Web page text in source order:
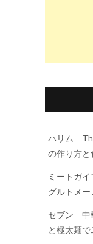
ハリム
の作り方と
ミートガ
グルトメ
セブン 中
と極太麺